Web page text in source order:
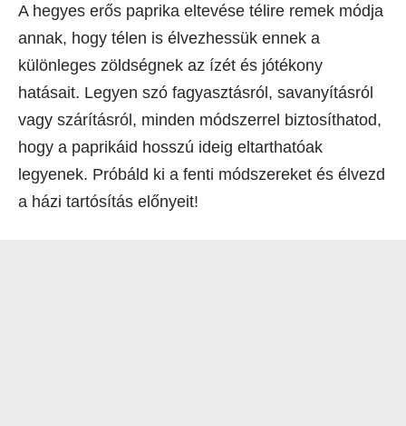
A hegyes erős paprika eltevése télire remek módja
annak, hogy télen is élvezhessük ennek a
különleges zöldségnek az ízét és jótékony
hatásait. Legyen szó fagyasztásról, savanyításról
vagy szárításról, minden módszerrel biztosíthatod,
hogy a paprikáid hosszú ideig eltarthatóak
legyenek. Próbáld ki a fenti módszereket és élvezd
a házi tartósítás előnyeit!